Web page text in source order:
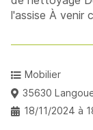
l'assise À venir
Mobilier
35630
18/11/2024 à